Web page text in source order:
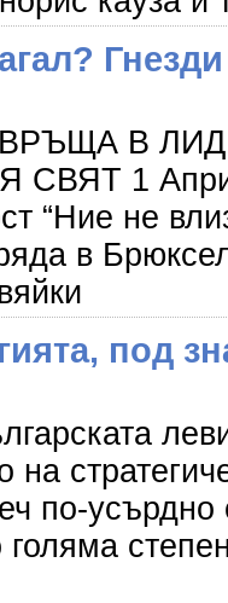
В
1
“Ние не
в
под
на
по-усърдно